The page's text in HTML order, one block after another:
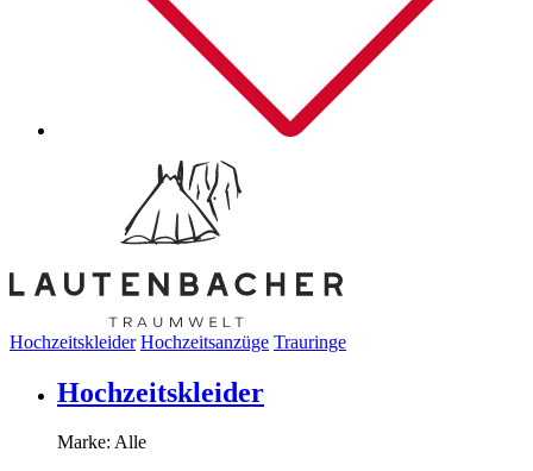
Hochzeitskleider Hochzeitsanzüge Trauringe
Hochzeitskleider
Marke: Alle